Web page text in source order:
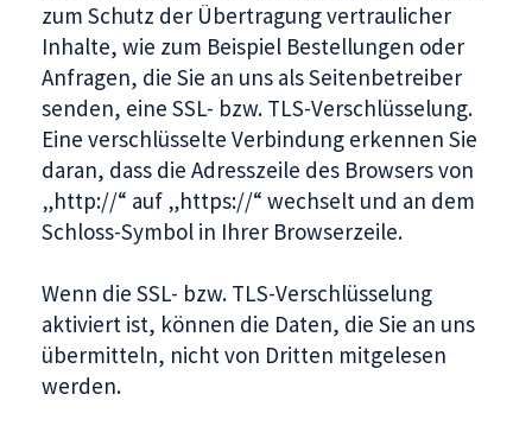
zum Schutz der Übertragung vertraulicher
Inhalte, wie zum Beispiel Bestellungen oder
Anfragen, die Sie an uns als Seitenbetreiber
senden, eine SSL- bzw. TLS-Verschlüsselung.
Eine verschlüsselte Verbindung erkennen Sie
daran, dass die Adresszeile des Browsers von
„http://“ auf „https://“ wechselt und an dem
Schloss-Symbol in Ihrer Browserzeile.
Wenn die SSL- bzw. TLS-Verschlüsselung
aktiviert ist, können die Daten, die Sie an uns
übermitteln, nicht von Dritten mitgelesen
werden.